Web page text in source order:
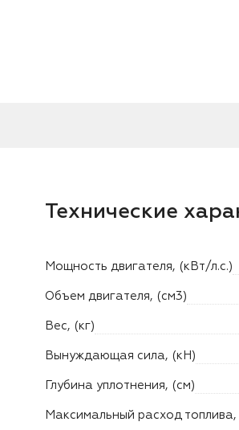
Технические
Мощность двигателя, (кВт/л.с.)
Объем двигателя, (см3)
Вес, (кг)
Вынуждающая сила, (кН)
Глубина уплотнения, (см)
Максимальный расход